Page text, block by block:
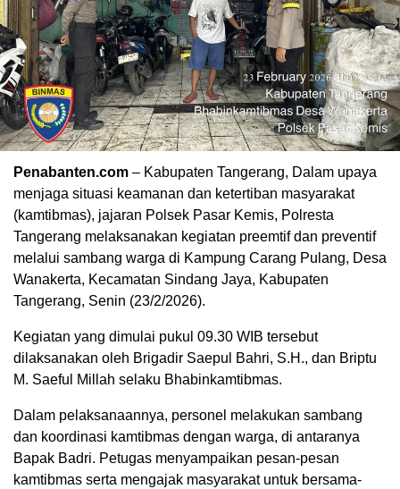
Penabanten.com – Kabupaten Tangerang, Dalam upaya
menjaga situasi keamanan dan ketertiban masyarakat
(kamtibmas), jajaran Polsek Pasar Kemis, Polresta
Tangerang melaksanakan kegiatan preemtif dan preventif
melalui sambang warga di Kampung Carang Pulang, Desa
Wanakerta, Kecamatan Sindang Jaya, Kabupaten
Tangerang, Senin (23/2/2026).
Kegiatan yang dimulai pukul 09.30 WIB tersebut
dilaksanakan oleh Brigadir Saepul Bahri, S.H., dan Briptu
M. Saeful Millah selaku Bhabinkamtibmas.
Dalam pelaksanaannya, personel melakukan sambang
dan koordinasi kamtibmas dengan warga, di antaranya
Bapak Badri. Petugas menyampaikan pesan-pesan
kamtibmas serta mengajak masyarakat untuk bersama-